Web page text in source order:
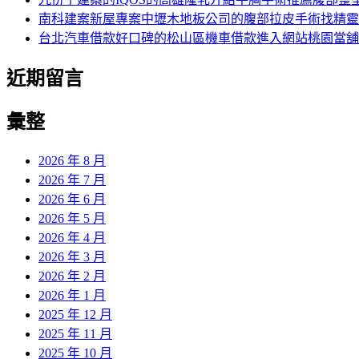
南科建案新屋專案中壢木地板公司的腹部拉皮手術找精
台北汽車借款好口碑的松山區機車借款進入網站桃園當舖
近期留言
彙整
2026 年 8 月
2026 年 7 月
2026 年 6 月
2026 年 5 月
2026 年 4 月
2026 年 3 月
2026 年 2 月
2026 年 1 月
2025 年 12 月
2025 年 11 月
2025 年 10 月